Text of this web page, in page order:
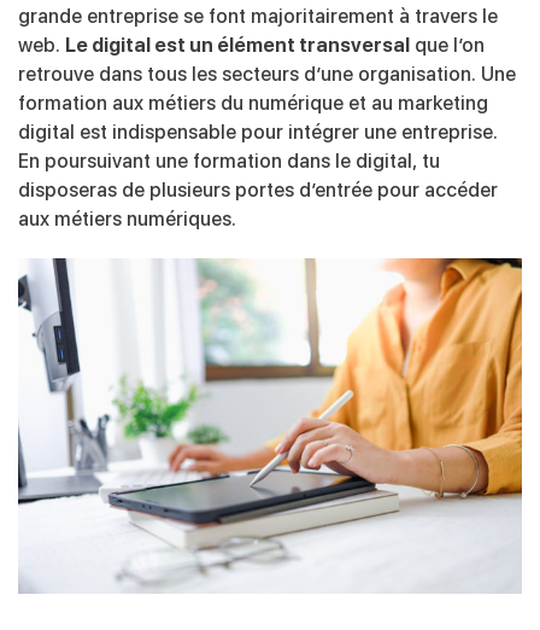
grande entreprise se font majoritairement à travers le
web. Le digital est un élément transversal que l’on
retrouve dans tous les secteurs d’une organisation. Une
formation aux métiers du numérique et au marketing
digital est indispensable pour intégrer une entreprise.
En poursuivant une formation dans le digital, tu
disposeras de plusieurs portes d’entrée pour accéder
aux métiers numériques.